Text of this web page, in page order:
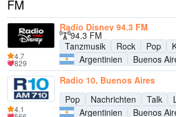
FM
Radio Disney 94.3 FM
94.3 FM
Tanzmusik
Rock Pop
Argentinien
Buenos
4.7
829
Radio 10, Buenos Aires
Pop
Nachrichten Talk
Argentinien
Buenos
4.1